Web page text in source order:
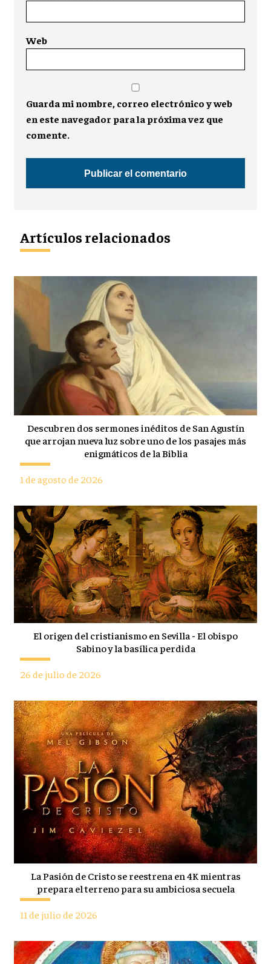
Web
Guarda mi nombre, correo electrónico y web
en este navegador para la próxima vez que
comente.
Artículos relacionados
Descubren dos sermones inéditos de San Agustín
que arrojan nueva luz sobre uno de los pasajes más
enigmáticos de la Biblia
1 de agosto de 2026
El origen del cristianismo en Sevilla - El obispo
Sabino y la basílica perdida
26 de julio de 2026
La Pasión de Cristo se reestrena en 4K mientras
prepara el terreno para su ambiciosa secuela
11 de julio de 2026